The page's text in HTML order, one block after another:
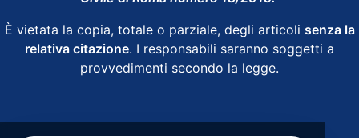
È vietata la copia, totale o parziale, degli articoli senza la
relativa citazione. I responsabili saranno soggetti a
provvedimenti secondo la legge.